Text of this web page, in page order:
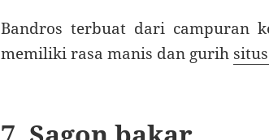
Bandros terbuat dari campuran
memiliki rasa manis dan gurih